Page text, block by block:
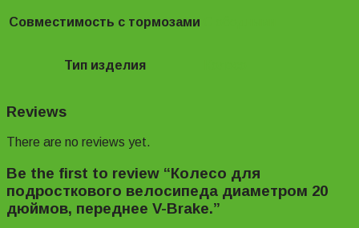
Совместимость с тормозами
Тип изделия
Reviews
There are no reviews yet.
Be the first to review “Колесо для
подросткового велосипеда диаметром 20
дюймов, переднее V-Brake.”